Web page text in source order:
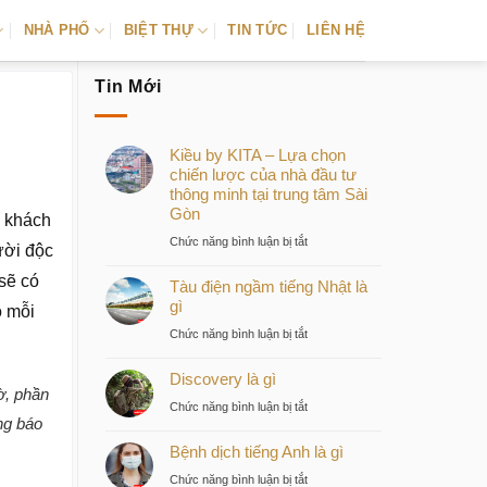
NHÀ PHỐ BIỆT THỰ TIN TỨC LIÊN HỆ
độc
có
mỗi
phần
báo
Tin Mới
Kiều by KITA – Lựa chọn
chiến lược của nhà đầu tư
thông minh tại trung tâm Sài
Gòn
Chức năng bình luận bị tắtở
by
lược
nhà
đầu
Tàu điện ngầm tiếng Nhật là
gì
Chức năng bình luận bị tắtở
gì
Discovery là gì
Chức năng bình luận bị tắtở
là
Bệnh dịch tiếng Anh là gì
Chức năng bình luận bị tắtở